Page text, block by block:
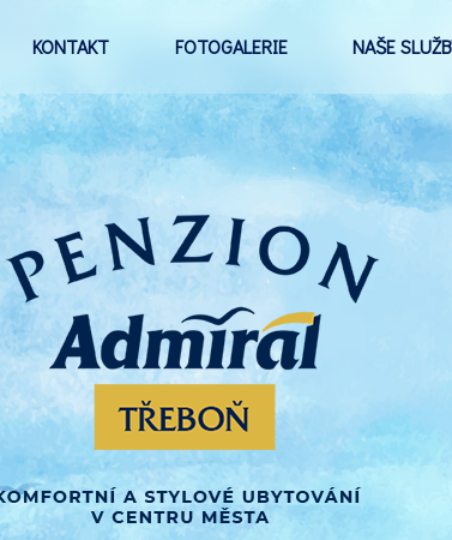
KONTAKT FOTOGALERIE NAŠE